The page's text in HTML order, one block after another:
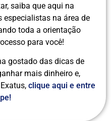
saiba que aqui na
especialistas na área de
toda a orientação
para você!
gostado das dicas de
mais dinheiro e,
clique aqui e entre